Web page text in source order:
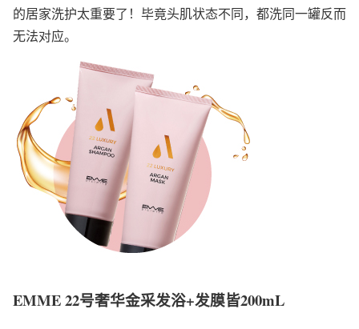
的居家洗护太重要了！毕竟头肌状态不同，都洗同一罐反而
无法对应。
EMME 22号奢华金采发浴+发膜皆200mL